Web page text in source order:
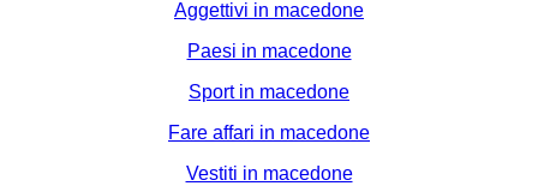
Aggettivi in macedone
Paesi in macedone
Sport in macedone
Fare affari in macedone
Vestiti in macedone